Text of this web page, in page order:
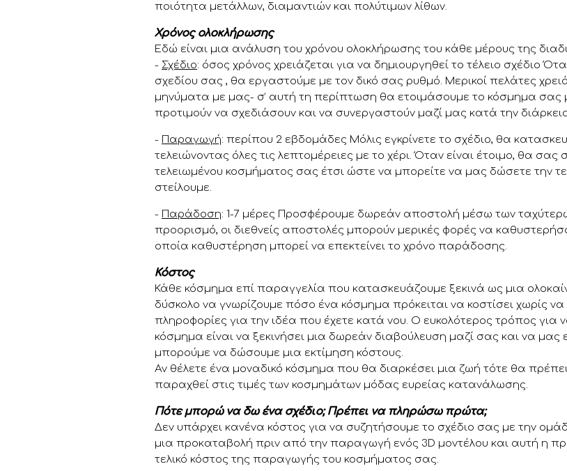
ποιότητα μετάλλων, διαμαντιών και πολύτιμων λίθων.
Χρόνος ολοκλήρωσης
Εδώ είναι μια ανάλυση του χρόνου ολοκλήρωσης του κάθε μέρους της
- Σχέδιο: όσος χρόνος χρειάζεται για να δημιουργηθεί το τέλειο σχέδιο
σχεδίου σας , θα εργαστούμε με τον δικό σας ρυθμό. Μερικοί πελάτες
μηνύματα με μας- σ’ αυτή τη περίπτωση θα ετοιμάσουμε το κόσμημα σας
προτιμούν να σχεδιάσουν και να συνεργαστούν μαζί μας κατά την
- Παραγωγή: περίπου 2 εβδομάδες Μόλις εγκρίνετε το σχέδιο, θα
τελειώνοντας όλες τις λεπτομέρειες με το χέρι. Όταν είναι έτοιμο, θα
τελειωμένου κοσμήματος σας έτσι ώστε να μπορείτε να μας δώσετε την
στείλουμε.
- Παράδοση: 1-7 μέρες Προσφέρουμε δωρεάν αποστολή μέσω των
προορισμό, οι διεθνείς αποστολές μπορούν μερικές φορές να
οποία καθυστέρηση μπορεί να επεκτείνει το χρόνο παράδοσης.
Κόστος
Κάθε κόσμημα επί παραγγελία που κατασκευάζουμε ξεκινά ως μια
δύσκολο να γνωρίζουμε πόσο ένα κόσμημα πρόκειται να κοστίσει χωρίς
πληροφορίες για την ιδέα που έχετε κατά νου. Ο ευκολότερος τρόπος
κόσμημα είναι να ξεκινήσει μια δωρεάν διαβούλευση μαζί σας και να μας
μπορούμε να δώσουμε μια εκτίμηση κόστους.
Αν θέλετε ένα μοναδικό κόσμημα που θα διαρκέσει μια ζωή τότε θα
παραχθεί στις τιμές των κοσμημάτων μόδας ευρείας κατανάλωσης.
Πότε μπορώ να δω ένα σχέδιο; Πρέπει να πληρώσω πρώτα;
Δεν υπάρχει κανένα κόστος για να συζητήσουμε το σχέδιο σας με την
μια προκαταβολή πριν από την παραγωγή ενός 3D μοντέλου και αυτή η
τελικό κόστος της παραγωγής του κοσμήματος σας.